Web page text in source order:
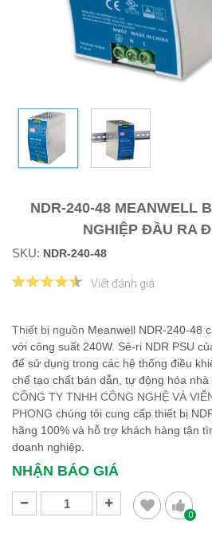
NDR-240-48 MEANWELL
NGHIỆP ĐẦU RA
SKU: NDR-240-48
Viết đánh giá
Thiết bị nguồn Meanwell NDR-240-48
với công suất 240W. Sê-ri NDR PSU
để sử dụng trong các hệ thống điều
chế tạo chất bán dẫn, tự động hóa nhà
CÔNG TY TNHH CÔNG NGHỆ VÀ
PHONG chúng tôi cung cấp thiết bị
hãng 100% và hỗ trợ khách hàng tận
doanh nghiệp.
NHẬN BÁO GIÁ
0